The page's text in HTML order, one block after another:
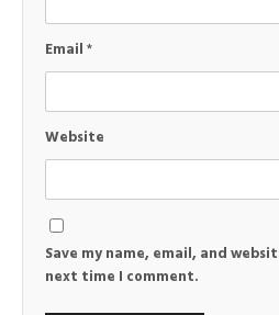
Email*
Website
Save my name, email, and
next time I comment.